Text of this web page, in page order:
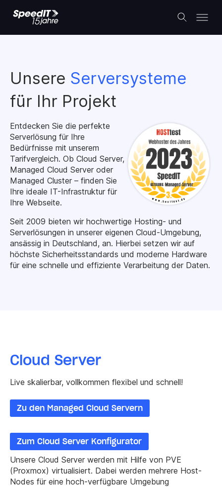
Unsere Serversysteme
für Ihr Projekt
Entdecken Sie die perfekte
Serverlösung für Ihre
Bedürfnisse mit unserem
Tarifvergleich. Ob Cloud Server,
Managed Cloud Server oder
Managed Cluster – finden Sie
Ihre ideale IT-Infrastruktur für
Ihre Webseite.
Seit 2009 bieten wir hochwertige Hosting- und
Serverlösungen in unserer eigenen Cloud-Umgebung,
ansässig in Deutschland, an. Hierbei setzen wir auf
höchste Sicherheitsstandards und moderne Hardware
für eine schnelle und effiziente Verarbeitung der Daten.
Cloud Server
Live skalierbar, vollkommen flexibel und schnell!
Zu den Managed Cloud Servern
Zum Cloud Server Konfigurator
Unsere Cloud Server werden mit Hilfe von PVE
(Proxmox) virtualisiert. Dabei werden mehrere Host-
Nodes für eine hoch-verfügbare Umgebung